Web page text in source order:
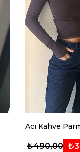
Acı Kahve
₺490,00